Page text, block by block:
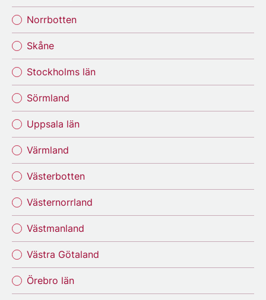
Norrbotten
Skåne
Stockholms län
Sörmland
Uppsala län
Värmland
Västerbotten
Västernorrland
Västmanland
Västra Götaland
Örebro län